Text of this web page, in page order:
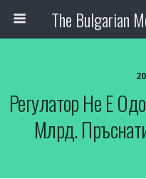
Регулатор Не Е
Млрд.